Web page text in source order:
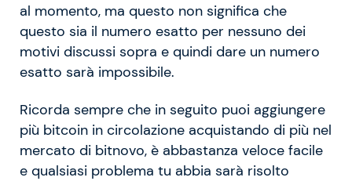
al momento, ma questo non significa che
questo sia il numero esatto per nessuno dei
motivi discussi sopra e quindi dare un numero
esatto sarà impossibile.
Ricorda sempre che in seguito puoi aggiungere
più bitcoin in circolazione acquistando di più nel
mercato di bitnovo, è abbastanza veloce facile
e qualsiasi problema tu abbia sarà risolto